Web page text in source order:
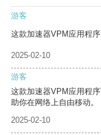
游客
这款加速器VPM应用程
2025-02-10
游客
这款加速器VPM应用程
助你在网络上自由移动。
2025-02-10